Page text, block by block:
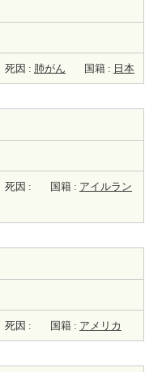
死因 : 肺がん 国籍 : 日本
死因 : 国籍 : アイルラン
死因 : 国籍 : アメリカ